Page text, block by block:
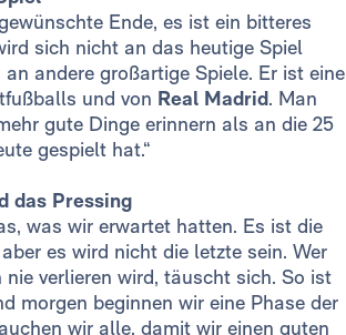
Ende, es ist ein bitteres
sich nicht an das heutige Spiel
andere großartige Spiele. Er ist eine
und von Real Madrid. Man
gute Dinge erinnern als an die 25
gespielt hat.“
das Pressing
was wir erwartet hatten. Es ist die
es wird nicht die letzte sein. Wer
verlieren wird, täuscht sich. So ist
morgen beginnen wir eine Phase der
wir alle, damit wir einen guten